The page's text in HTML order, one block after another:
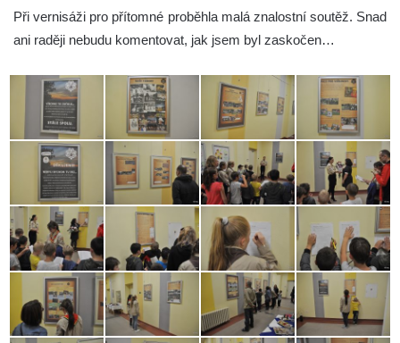
Při vernisáži pro přítomné proběhla malá znalostní soutěž. Snad
ani raději nebudu komentovat, jak jsem byl zaskočen…